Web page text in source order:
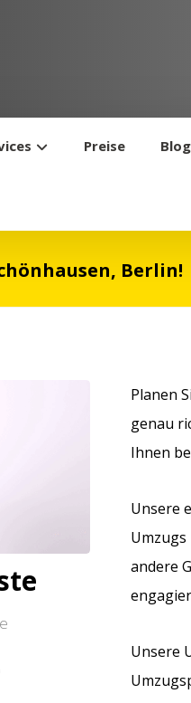
Preise Blog
Berlin!
Planen
genau
Ihnen
Unsere
andere
Unsere